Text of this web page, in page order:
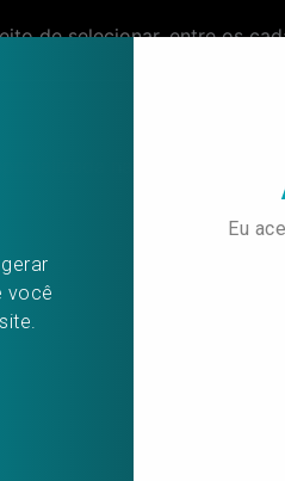
de selecionar, entre os